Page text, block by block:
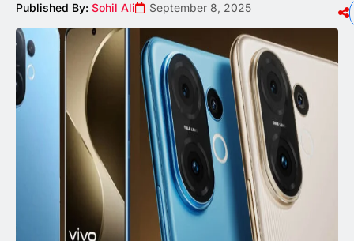
Published By: Sohil Ali September 8, 2025